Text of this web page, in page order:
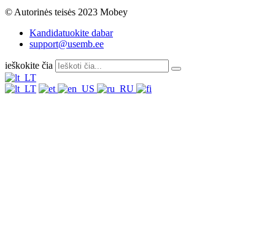
© Autorinės teisės 2023 Mobey
Kandidatuokite dabar
support@usemb.ee
ieškokite čia